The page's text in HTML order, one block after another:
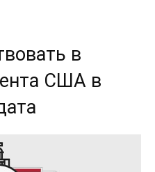
в
США в